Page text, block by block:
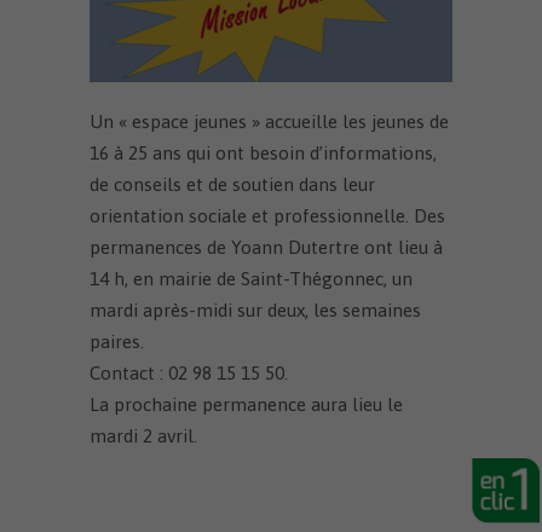
Un « espace jeunes » accueille les jeunes de
16 à 25 ans qui ont besoin d’informations,
de conseils et de soutien dans leur
orientation sociale et professionnelle. Des
permanences de Yoann Dutertre ont lieu à
14 h, en mairie de Saint-Thégonnec, un
mardi après-midi sur deux, les semaines
paires.
Contact : 02 98 15 15 50.
La prochaine permanence aura lieu le
mardi 2 avril.